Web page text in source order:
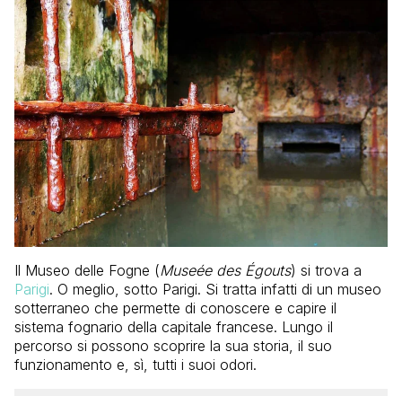
Il Museo delle Fogne (Museée des Égouts) si trova a
Parigi. O meglio, sotto Parigi. Si tratta infatti di un museo
sotterraneo che permette di conoscere e capire il
sistema fognario della capitale francese. Lungo il
percorso si possono scoprire la sua storia, il suo
funzionamento e, sì, tutti i suoi odori.